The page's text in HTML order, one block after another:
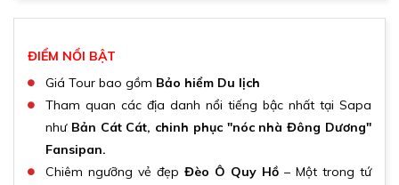
ĐIỂM NỔI BẬT
Giá Tour bao gồm Bảo hiểm Du lịch
Tham quan các địa danh nổi tiếng bậc nhất tại Sapa
như Bản Cát Cát, chinh phục "nóc nhà Đông Dương"
Fansipan.
Chiêm ngưỡng vẻ đẹp Đèo Ô Quy Hồ – Một trong tứ